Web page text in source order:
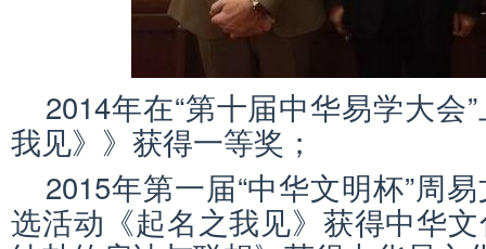
2014年在“第十届中华易学大会
我见》》获得一等奖；
2015年第一届“中华文明杯”周
选活动《起名之我见》获得中华